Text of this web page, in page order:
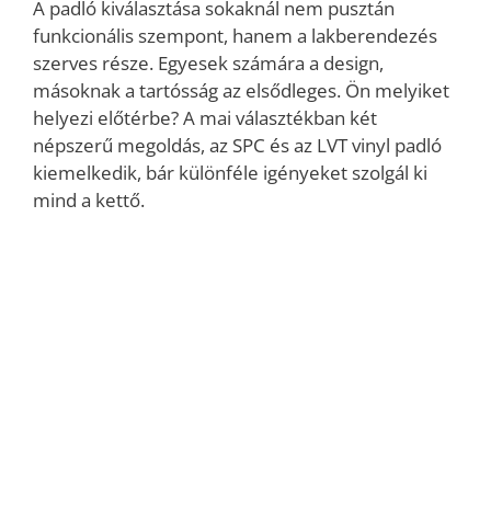
A padló kiválasztása sokaknál nem pusztán
funkcionális szempont, hanem a lakberendezés
szerves része. Egyesek számára a design,
másoknak a tartósság az elsődleges. Ön melyiket
helyezi előtérbe? A mai választékban két
népszerű megoldás, az SPC és az LVT vinyl padló
kiemelkedik, bár különféle igényeket szolgál ki
mind a kettő.